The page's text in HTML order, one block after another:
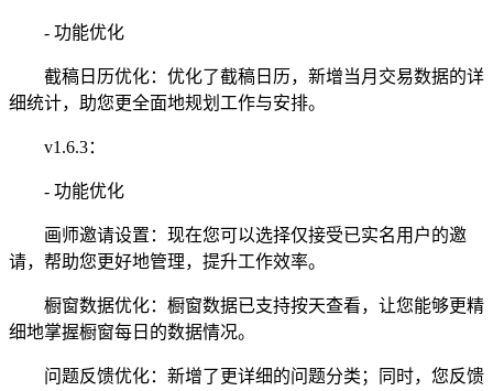
- 功能优化
截稿日历优化：优化了截稿日历，新增当月交易数据的详
细统计，助您更全面地规划工作与安排。
v1.6.3：
- 功能优化
画师邀请设置：现在您可以选择仅接受已实名用户的邀
请，帮助您更好地管理，提升工作效率。
橱窗数据优化：橱窗数据已支持按天查看，让您能够更精
细地掌握橱窗每日的数据情况。
问题反馈优化：新增了更详细的问题分类；同时，您反馈